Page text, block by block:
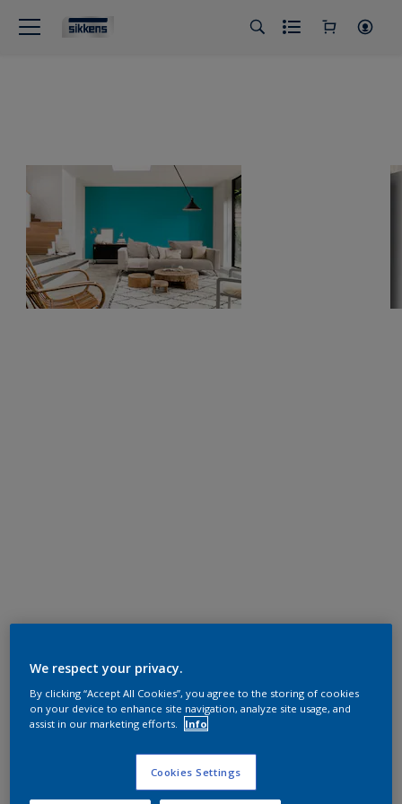
We respect your privacy.
By clicking “Accept All Cookies”, you agree to the storing of cookies
on your device to enhance site navigation, analyze site usage, and
assist in our marketing efforts.
Info
Cookies Settings